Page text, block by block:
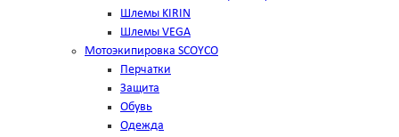
Шлемы KIRIN
Шлемы VEGA
Мотоэкипировка SCOYCO
Перчатки
Защита
Обувь
Одежда